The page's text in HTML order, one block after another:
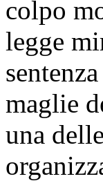
colpo
legge
maglie
una